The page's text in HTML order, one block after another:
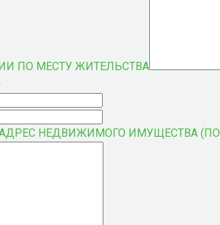
ПО МЕСТУ ЖИТЕЛЬСТВА
НЕДВИЖИМОГО ИМУЩЕСТВА